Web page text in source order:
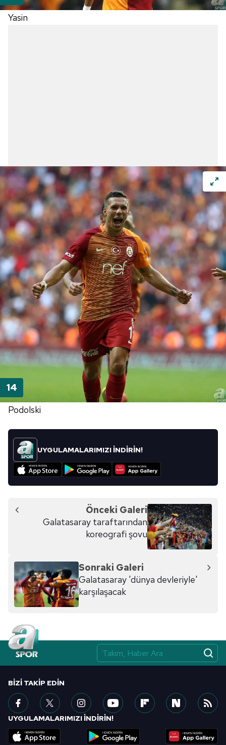
Yasin
Podolski
UYGULAMALARIMIZI İNDİRİN!
Önceki Galeri
Galatasaray taraftarından
koreografi şovu
Sonraki Galeri
Galatasaray 'dünya devleriyle'
karşılaşacak
BIZI TAKIP EDIN
UYGULAMALARIMIZI İNDİRİN!